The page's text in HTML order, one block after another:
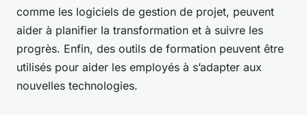
comme les logiciels de gestion de projet, peuvent
aider à planifier la transformation et à suivre les
progrès. Enfin, des outils de formation peuvent être
utilisés pour aider les employés à s’adapter aux
nouvelles technologies.